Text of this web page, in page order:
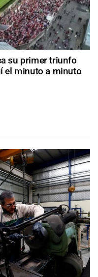
su primer triunfo
el minuto a minuto